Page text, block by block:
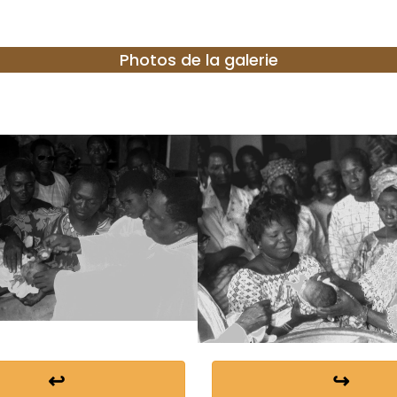
Photos de la galerie
↩ ↪